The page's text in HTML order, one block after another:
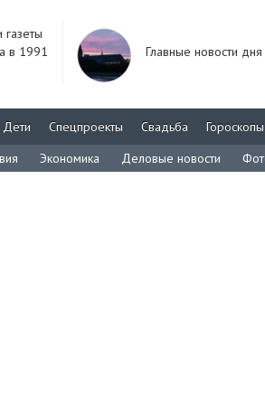
в 1991
Главные новости дня
Дети Спецпроекты Свадьба
Гороскопы
Экономика Деловые новости